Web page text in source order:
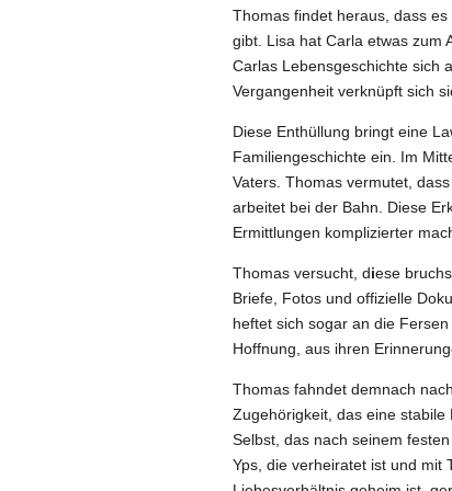
Thomas findet heraus, dass
gibt. Lisa hat Carla etwas zum
Carlas Lebensgeschichte sich
Vergangenheit verknüpft sich
Diese Enthüllung bringt eine
Familiengeschichte ein. Im
Vaters. Thomas vermutet,
arbeitet bei der Bahn. Diese
Ermittlungen komplizierter
Thomas versucht, diese
Briefe, Fotos und offizielle
heftet sich sogar an die
Hoffnung, aus ihren
Thomas fahndet demnach
Zugehörigkeit, das eine stabile
Selbst, das nach seinem
Yps, die verheiratet ist und mit